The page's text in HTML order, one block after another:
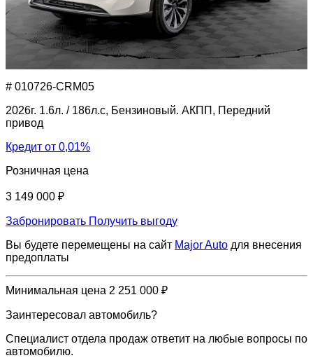
# 010726-CRM05
2026г. 1.6л. / 186л.с, Бензиновый. АКПП, Передний
привод
Кредит от 0,01%
Розничная цена
3 149 000 ₽
Забронировать Получить выгоду
Вы будете перемещены на сайт Major Auto для внесения
предоплаты
Минимальная цена 2 251 000 ₽
Заинтересовал автомобиль?
Специалист отдела продаж ответит на любые вопросы по
автомобилю.